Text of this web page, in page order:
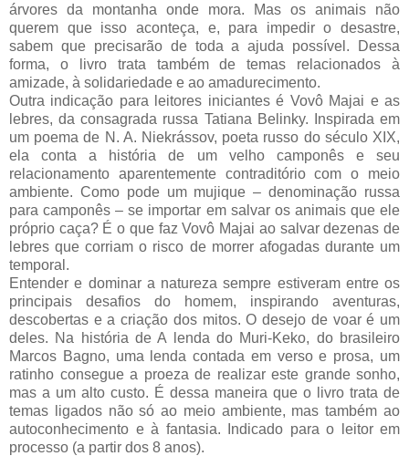
árvores da montanha onde mora. Mas os animais não
querem que isso aconteça, e, para impedir o desastre,
sabem que precisarão de toda a ajuda possível. Dessa
forma, o livro trata também de temas relacionados à
amizade, à solidariedade e ao amadurecimento.
Outra indicação para leitores iniciantes é Vovô Majai e as
lebres, da consagrada russa Tatiana Belinky. Inspirada em
um poema de N. A. Niekrássov, poeta russo do século XIX,
ela conta a história de um velho camponês e seu
relacionamento aparentemente contraditório com o meio
ambiente. Como pode um mujique – denominação russa
para camponês – se importar em salvar os animais que ele
próprio caça? É o que faz Vovô Majai ao salvar dezenas de
lebres que corriam o risco de morrer afogadas durante um
temporal.
Entender e dominar a natureza sempre estiveram entre os
principais desafios do homem, inspirando aventuras,
descobertas e a criação dos mitos. O desejo de voar é um
deles. Na história de A lenda do Muri-Keko, do brasileiro
Marcos Bagno, uma lenda contada em verso e prosa, um
ratinho consegue a proeza de realizar este grande sonho,
mas a um alto custo. É dessa maneira que o livro trata de
temas ligados não só ao meio ambiente, mas também ao
autoconhecimento e à fantasia. Indicado para o leitor em
processo (a partir dos 8 anos).